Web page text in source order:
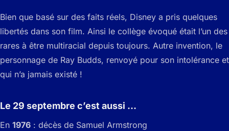
Bien que basé sur des faits réels, Disney a pris quelques
libertés dans son film. Ainsi le collège évoqué était l’un des
rares à être multiracial depuis toujours. Autre invention, le
personnage de Ray Budds, renvoyé pour son intolérance et
qui n’a jamais existé !
Le 29 septembre c’est aussi …
En 1976 : décès de Samuel Armstrong